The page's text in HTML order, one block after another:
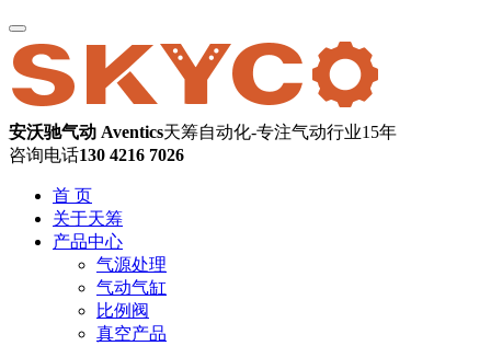
安沃驰气动 Aventics天筹自动化-专注气动行业15年
咨询电话130 4216 7026
首 页
关于天筹
产品中心
气源处理
气动气缸
比例阀
真空产品